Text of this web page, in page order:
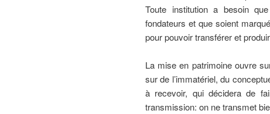
Toute institution a besoin
fondateurs et que soient
pour pouvoir transférer et
La mise en patrimoine ouvre
sur de l’immatériel, du
à recevoir, qui décidera de
transmission: on ne transmet